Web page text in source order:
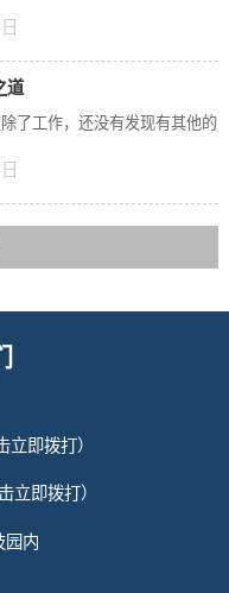
道
工作，还没有发现有其他的
立即拨打）
立即拨打）
园内